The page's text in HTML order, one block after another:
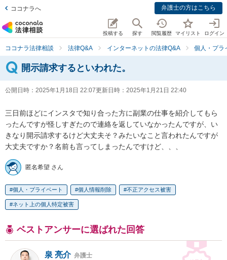
ココナラへ 弁護士の方はこちら
投稿する 探す 閲覧履歴 マイリスト ログイン
ココナラ法律相談 法律Q&A インターネットの法律Q&A 個人・プラ
開示請求するといわれた。
公開日時： 2025年1月18日 22:07更新日時： 2025年1月21日 22:40
三日前ほどにインスタで知り合った方に副業の仕事を紹介してもら
ったんですが怪しすぎたので連絡を返していなかったんですが、い
きなり開示請求するけど大丈夫そ？みたいなこと言われたんですが
大丈夫ですか？名前も言ってしまったんですけど、、、
匿名希望 さん
個人・プライベート 個人情報削除 不正アクセス被害
ネット上の個人特定被害
ベストアンサーに選ばれた回答
泉 亮介 弁護士